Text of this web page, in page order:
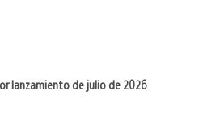
lanzamiento de julio de 2026